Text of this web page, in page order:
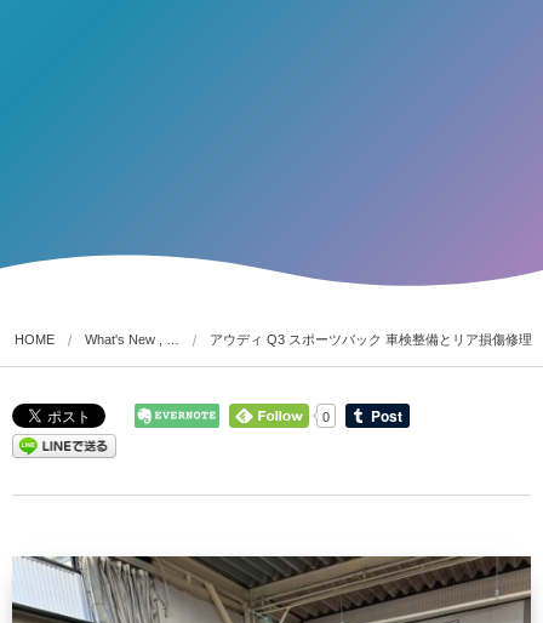
HOME What's New , … アウディ Q3 スポーツバック 車検整備とリア損傷修理
0